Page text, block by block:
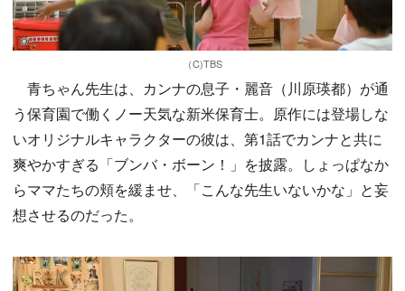
（C)TBS
青ちゃん先生は、カンナの息子・麗音（川原瑛都）が通
う保育園で働くノー天気な新米保育士。原作には登場しな
いオリジナルキャラクターの彼は、第1話でカンナと共に
爽やかすぎる「ブンバ・ボーン！」を披露。しょっぱなか
らママたちの頬を緩ませ、「こんな先生いないかな」と妄
想させるのだった。